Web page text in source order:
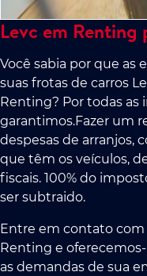
Levc em Renting
Você sabia por que as
suas frotas de carros
Renting? Por todas as
garantimos.Fazer um
despesas de arranjos,
que têm os veículos,
fiscais. 100% do
ser subtraido.
Entre em contato com
Renting e
as demandas de sua